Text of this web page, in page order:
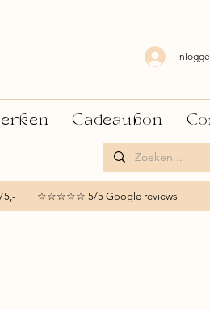
Cadeaubon
75,- ☆☆☆☆☆ 5/5 Google reviews